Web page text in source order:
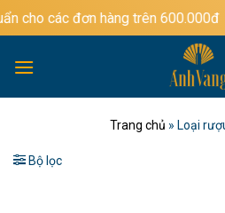
Bỏ
qua
dung
hàng trên 600.000đ
Trang chủ » Loại
Bộ lọc